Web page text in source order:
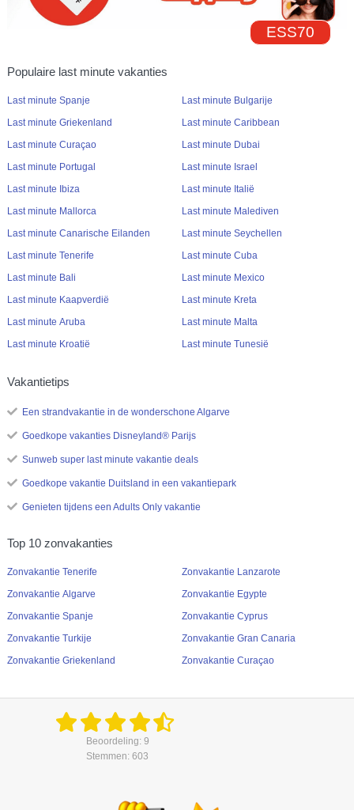
ESS70
Populaire last minute vakanties
Last minute Spanje
Last minute Griekenland
Last minute Curaçao
Last minute Portugal
Last minute Ibiza
Last minute Mallorca
Last minute Canarische Eilanden
Last minute Tenerife
Last minute Bali
Last minute Kaapverdië
Last minute Aruba
Last minute Kroatië
Last minute Bulgarije
Last minute Caribbean
Last minute Dubai
Last minute Israel
Last minute Italië
Last minute Malediven
Last minute Seychellen
Last minute Cuba
Last minute Mexico
Last minute Kreta
Last minute Malta
Last minute Tunesië
Vakantietips
Een strandvakantie in de wonderschone Algarve
Goedkope vakanties Disneyland® Parijs
Sunweb super last minute vakantie deals
Goedkope vakantie Duitsland in een vakantiepark
Genieten tijdens een Adults Only vakantie
Top 10 zonvakanties
Zonvakantie Tenerife
Zonvakantie Algarve
Zonvakantie Spanje
Zonvakantie Turkije
Zonvakantie Griekenland
Zonvakantie Lanzarote
Zonvakantie Egypte
Zonvakantie Cyprus
Zonvakantie Gran Canaria
Zonvakantie Curaçao
Beoordeling: 9
Stemmen: 603